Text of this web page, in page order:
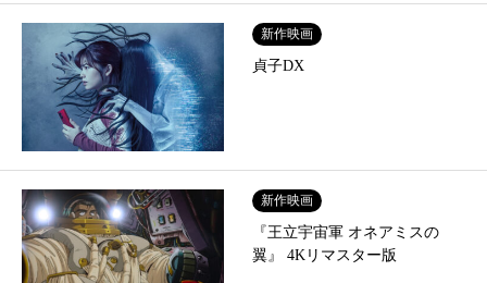
新作映画
貞子DX
新作映画
『王立宇宙軍 オネアミスの
翼』 4Kリマスター版